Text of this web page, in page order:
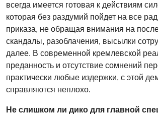
всегда имеется готовая к действиям
которая без раздумий пойдет на все
приказа, не обращая внимания на
скандалы, разоблачения, высылки
далее. В современной кремлевской
преданность и отсутствие сомнений
практически любые издержки, с этой
справляются неплохо.
Не слишком ли дико для главной